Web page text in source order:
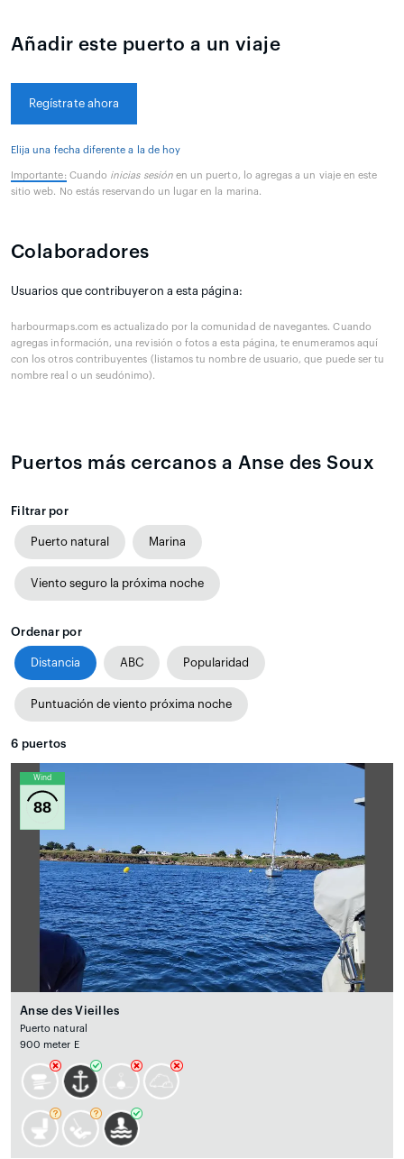
Añadir este puerto a un viaje
Regístrate ahora
Elija una fecha diferente a la de hoy
Importante: Cuando inicias sesiónen un puerto, lo agregas a un viaje en este
sitio web. No estás reservando un lugar en la marina.
Colaboradores
Usuarios que contribuyeron a esta página:
harbourmaps.com es actualizado por la comunidad de navegantes. Cuando
agregas información, una revisión o fotos a esta página, te enumeramos aquí
con los otros contribuyentes (listamos tu nombre de usuario, que puede ser tu
nombre real o un seudónimo).
Puertos más cercanos a Anse des Soux
Filtrar por
Puerto natural Marina
Viento seguro la próxima noche
Ordenar por
Distancia ABC Popularidad
Puntuación de viento próxima noche
6 puertos
Wind
88
Anse des Vieilles
Puerto natural
900 meter E